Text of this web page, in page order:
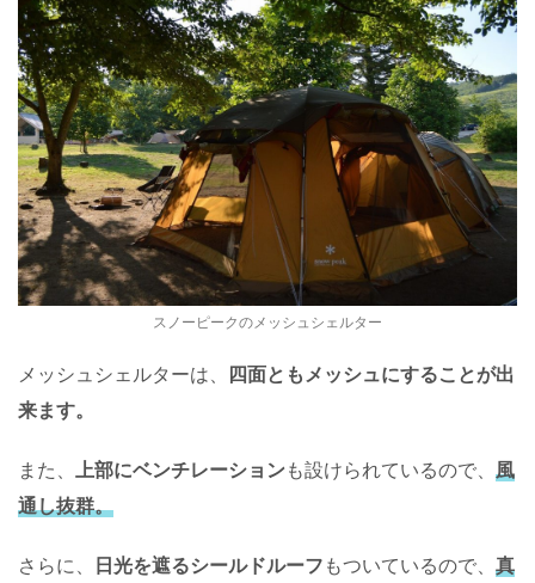
スノーピークのメッシュシェルター
メッシュシェルターは、 四面ともメッシュにすることが出
来ます。
また、 上部にベンチレーションも設けられているので、 風
通し抜群。
さらに、 日光を遮るシールドルーフ もついているので、 真